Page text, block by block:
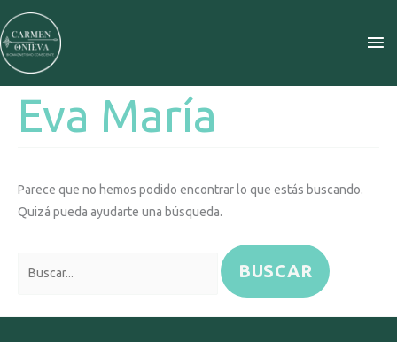
al
contenido
Eva María
Parece que no hemos podido encontrar lo que estás buscando.
Quizá pueda ayudarte una búsqueda.
Buscar
por: